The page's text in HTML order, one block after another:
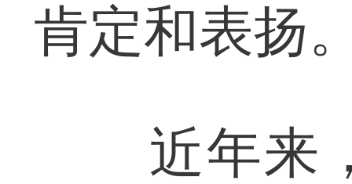
肯定和表扬
近年来，